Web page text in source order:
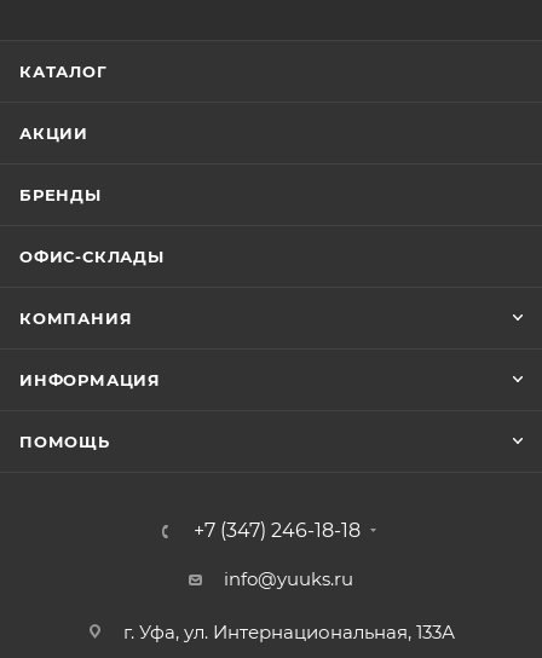
КАТАЛОГ
АКЦИИ
БРЕНДЫ
ОФИС-СКЛАДЫ
КОМПАНИЯ
ИНФОРМАЦИЯ
ПОМОЩЬ
+7 (347) 246-18-18
info@yuuks.ru
г. Уфа, ул. Интернациональная, 133А